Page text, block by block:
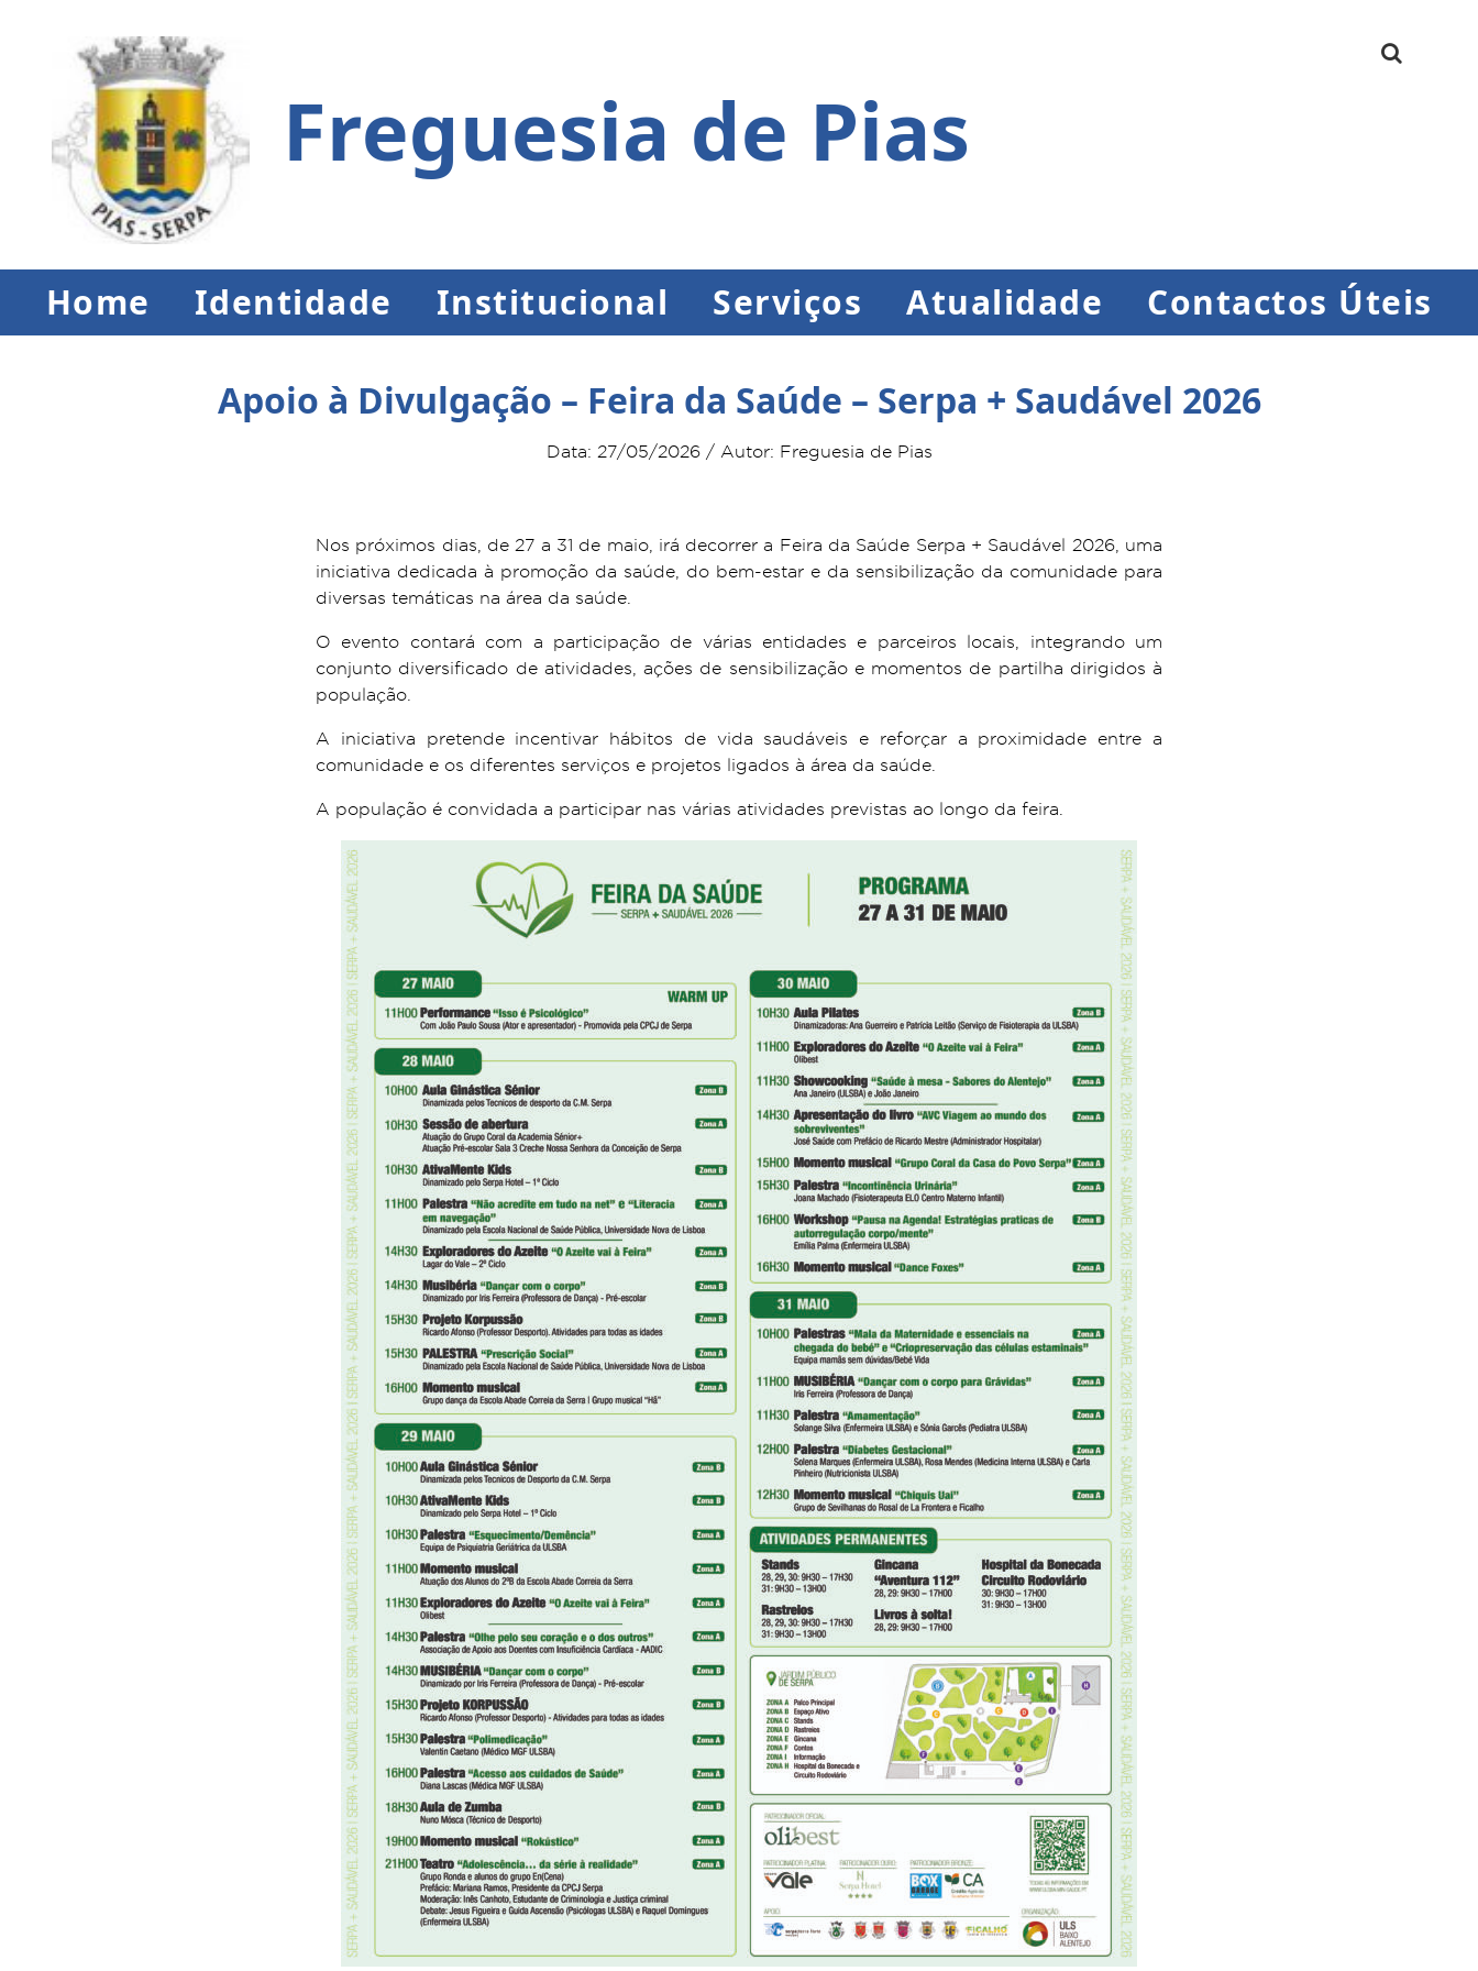
Freguesia de Pias
Home Identidade Institucional Serviços Atualidade Contactos Úteis
Apoio à Divulgação – Feira da Saúde – Serpa + Saudável 2026
Data: 27/05/2026 / Autor: Freguesia de Pias
Nos próximos dias, de 27 a 31 de maio, irá decorrer a Feira da Saúde Serpa + Saudável 2026, uma
iniciativa dedicada à promoção da saúde, do bem-estar e da sensibilização da comunidade para
diversas temáticas na área da saúde.
O evento contará com a participação de várias entidades e parceiros locais, integrando um
conjunto diversificado de atividades, ações de sensibilização e momentos de partilha dirigidos à
população.
A iniciativa pretende incentivar hábitos de vida saudáveis e reforçar a proximidade entre a
comunidade e os diferentes serviços e projetos ligados à área da saúde.
A população é convidada a participar nas várias atividades previstas ao longo da feira.